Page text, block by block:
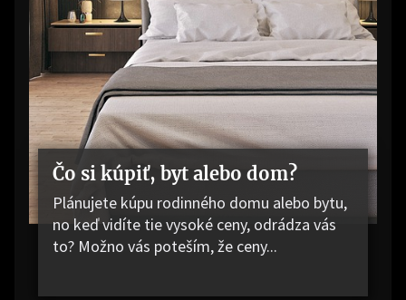
Čo si kúpiť, byt alebo dom?
Plánujete kúpu rodinného domu alebo bytu,
no keď vidíte tie vysoké ceny, odrádza vás
to? Možno vás poteším, že ceny...